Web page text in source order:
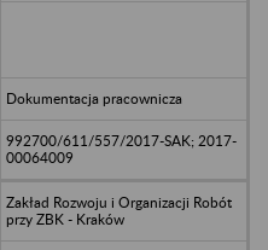
Dokumentacja pracownicza
992700/611/557/2017-SAK; 2017-
00064009
Zakład Rozwoju i Organizacji Robót
przy ZBK - Kraków